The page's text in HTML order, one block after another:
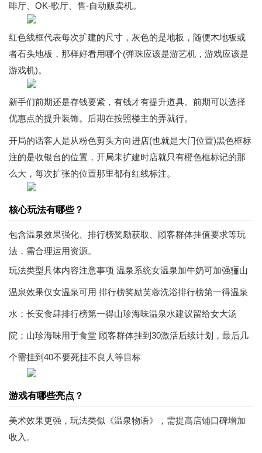
啡厅、OK-歌厅、售-自动贩卖机。
红色线框代表每次扩建的尺寸，灰色的是地板，随便木地板或
者石头地板，那样好看用哪个(弹珠应该是游艺机，游戏应该是
游戏机)。
新手们前期还是存钱要紧，有钱才有提升道具。前期可以选择
优惠点的提升装饰。后期在按照楼主的弄就行。
开局的话客人是从粉色剪头方向进店(也就是大门位置)黑色框标
注的是收银台的位置，开局未扩建时店就只有橙色框标记的那
么大，每次扩张的位置那里都有红线标注。
核心玩法有哪些？
包含温泉效果强化、排行榜奖励获取、顾客群体挂值要求等玩
法，需合理运用资源。
玩法类型具体内容注意事项 温泉系统女温泉加牛奶可加强骊山
温泉效果仅女温泉可用 排行榜奖励芙蓉洗浴排行榜第一得温泉
水；长安食肆排行榜第一得山珍海味温泉水建议留给女大汤
院；山珍海味用于食堂 顾客群体挂到30激活后续计划，最后几
个需挂到40不要死挂不良人等目标
游戏有哪些亮点？
美术效果更强，玩法类似《温泉物语》，需提高店铺口碑增加
收入。